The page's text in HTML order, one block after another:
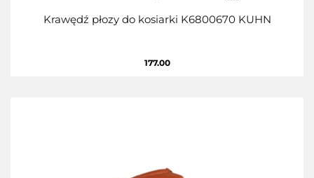
Krawędź płozy do kosiarki K6800670 KUHN
177.00